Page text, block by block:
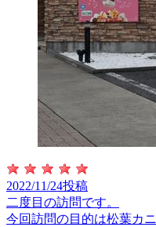
2022/11/24投稿
二度目の訪問です。
今回訪問の目的は松葉カ